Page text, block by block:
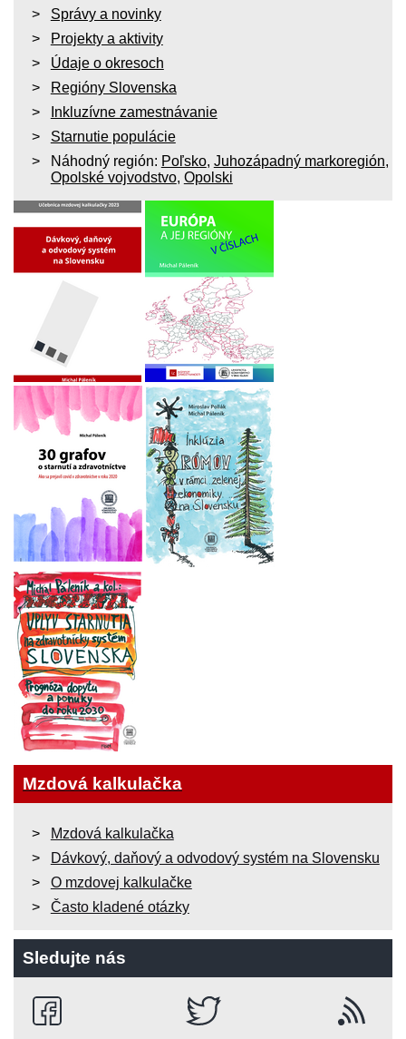
Správy a novinky
Projekty a aktivity
Údaje o okresoch
Regióny Slovenska
Inkluzívne zamestnávanie
Starnutie populácie
Náhodný región: Poľsko, Juhozápadný markoregión,
Opolské vojvodstvo, Opolski
Mzdová kalkulačka
Mzdová kalkulačka
Dávkový, daňový a odvodový systém na Slovensku
O mzdovej kalkulačke
Často kladené otázky
Sledujte nás